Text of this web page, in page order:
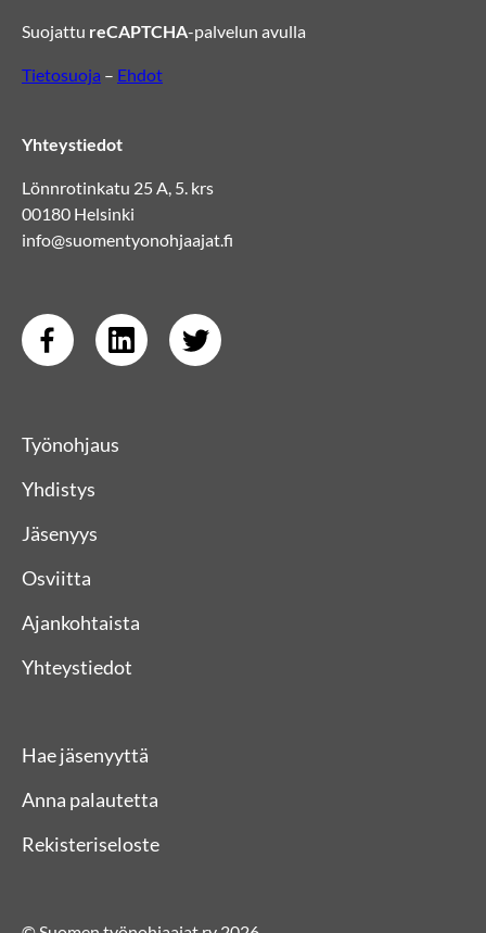
Suojattu reCAPTCHA-palvelun avulla
Tietosuoja – Ehdot
Yhteystiedot
Lönnrotinkatu 25 A, 5. krs
00180 Helsinki
info@suomentyonohjaajat.fi
Työnohjaus
Yhdistys
Jäsenyys
Osviitta
Ajankohtaista
Yhteystiedot
Hae jäsenyyttä
Anna palautetta
Rekisteriseloste